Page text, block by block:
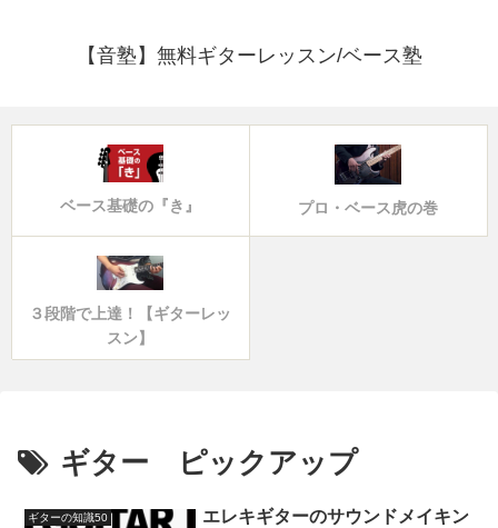
【音塾】無料ギターレッスン/ベース塾
ベース基礎の『き』 プロ・ベース虎の巻
３段階で上達！【ギターレッ
スン】
ギター ピックアップ
ギターの知識50
エレキギターのサウンドメイキン